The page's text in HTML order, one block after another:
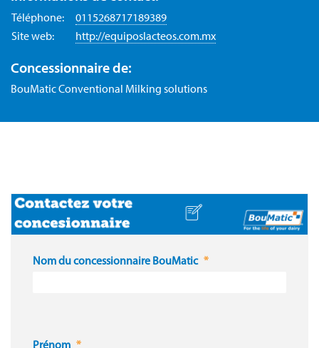
Téléphone:
0115268717189389
Site web:
http://equiposlacteos.com.mx
Concessionnaire de:
BouMatic Conventional Milking solutions
Nom du concessionnaire BouMatic